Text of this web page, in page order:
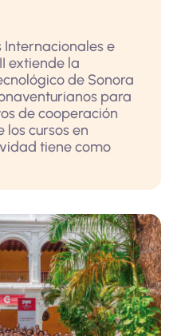
Internacionales e
extiende la
de Sonora
para
de cooperación
cursos en
tiene como